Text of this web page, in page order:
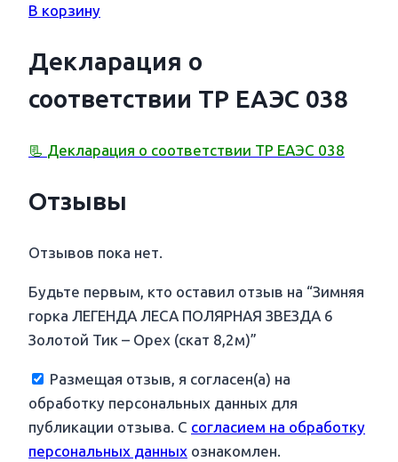
В корзину
Декларация о
соответствии ТР ЕАЭС 038
📃 Декларация о соответствии ТР ЕАЭС 038
Отзывы
Отзывов пока нет.
Будьте первым, кто оставил отзыв на “Зимняя
горка ЛЕГЕНДА ЛЕСА ПОЛЯРНАЯ ЗВЕЗДА 6
Золотой Тик – Орех (скат 8,2м)”
Размещая отзыв, я согласен(а) на
обработку персональных данных для
публикации отзыва. С согласием на обработку
персональных данных ознакомлен.